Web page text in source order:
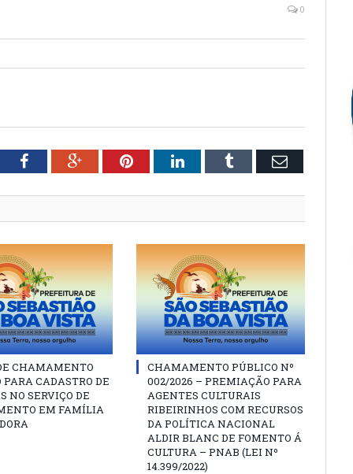
0
FacebookGoogle+PinterestLinkedInTumblr Email
CHAMAMENTO
CADASTRO DE
NO SERVIÇO DE
EM FAMÍLIA
CHAMAMENTO PÚBLICO Nº
002/2026 – PREMIAÇÃO PARA
AGENTES CULTURAIS
RIBEIRINHOS COM RECURSOS
DA POLÍTICA NACIONAL
ALDIR BLANC DE FOMENTO Á
CULTURA – PNAB (LEI Nº
14.399/2022)